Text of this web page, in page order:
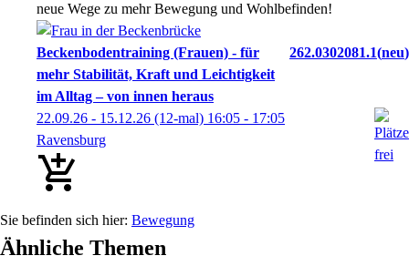
neue Wege zu mehr Bewegung und Wohlbefinden!
Beckenbodentraining (Frauen) - für
mehr Stabilität, Kraft und Leichtigkeit
im Alltag – von innen heraus
262.0302081.1 neu
22.09.26 - 15.12.26 (12-mal) 16:05 - 17:05
Ravensburg
Bewegung
Ähnliche Themen